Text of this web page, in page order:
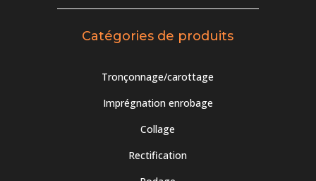
Catégories de produits
Tronçonnage/carottage
Imprégnation enrobage
Collage
Rectification